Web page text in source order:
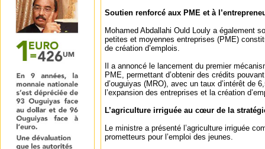
Soutien renforcé aux PME et à
Mohamed Abdallahi Ould Louly a également
petites et moyennes entreprises (PME)
de création d’emplois.
Il a annoncé le lancement du premier
PME, permettant d’obtenir des crédits
d’ouguiyas (MRO), avec un taux d’intérêt de
l’expansion des entreprises et la création
L’agriculture irriguée au cœur de la
Le ministre a présenté l’agriculture irriguée
prometteurs pour l’emploi des jeunes.